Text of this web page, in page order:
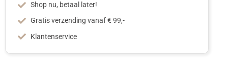
Shop nu, betaal later!
Gratis verzending vanaf € 99,-
Klantenservice